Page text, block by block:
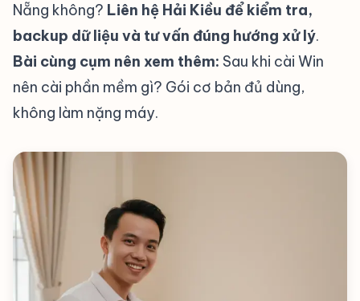
Nẵng không? Liên hệ Hải Kiều để kiểm tra,
backup dữ liệu và tư vấn đúng hướng xử lý.
Bài cùng cụm nên xem thêm: Sau khi cài Win
nên cài phần mềm gì? Gói cơ bản đủ dùng,
không làm nặng máy.